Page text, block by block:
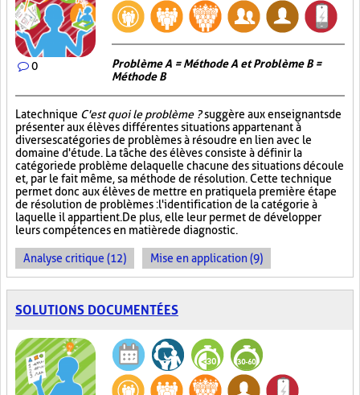
0
Problème A = Méthode A et Problème B =
Méthode B
La technique C'est quoi le problème ?suggère aux enseignants de
présenter aux élèves différentes situations appartenant à
diverses catégories de problèmes à résoudre en lien avec le
domaine d'étude. La tâche des élèves consiste à définir la
catégorie de problème de laquelle chacune des situations découle
et, par le fait même, sa méthode de résolution. Cette technique
permet donc aux élèves de mettre en pratique la première étape
de résolution de problèmes : l'identification de la catégorie à
laquelle il appartient. De plus, elle leur permet de développer
leurs compétences en matière de diagnostic.
Analyse critique (12) Mise en application (9)
SOLUTIONS DOCUMENTÉES